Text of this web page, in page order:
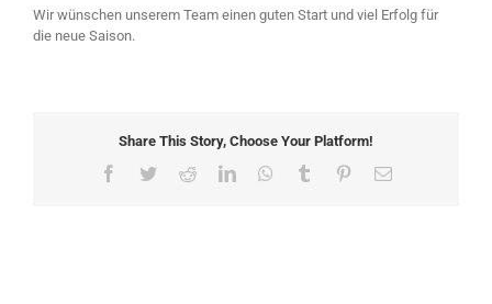
Wir wünschen unserem Team einen guten Start und viel Erfolg für
die neue Saison.
Share This Story, Choose Your Platform!
Facebook
TwitterRedditLinkedInWhatsApp
Tumblr PinterestEmail